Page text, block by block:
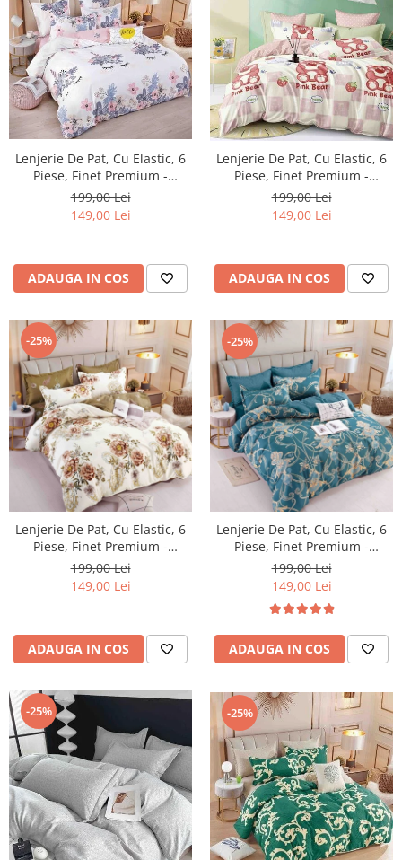
Lenjerie De Pat, Cu Elastic, 6
Piese, Finet Premium -
LPBF6PE18
199,00 Lei
149,00 Lei
ADAUGA IN COS
Lenjerie De Pat, Cu Elastic, 6
Piese, Finet Premium -
LPBF6PE21
199,00 Lei
149,00 Lei
ADAUGA IN COS
-25%
Lenjerie De Pat, Cu Elastic, 6
Piese, Finet Premium -
LPBF6PE22
199,00 Lei
149,00 Lei
ADAUGA IN COS
-25%
Lenjerie De Pat, Cu Elastic, 6
Piese, Finet Premium -
LPBF6PE23
199,00 Lei
149,00 Lei
ADAUGA IN COS
-25% -25%